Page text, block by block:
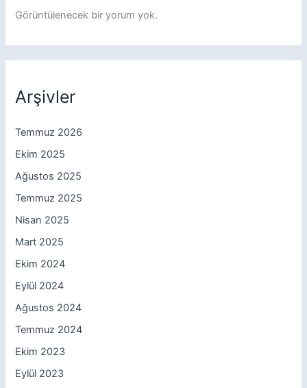
Görüntülenecek bir yorum yok.
Arşivler
Temmuz 2026
Ekim 2025
Ağustos 2025
Temmuz 2025
Nisan 2025
Mart 2025
Ekim 2024
Eylül 2024
Ağustos 2024
Temmuz 2024
Ekim 2023
Eylül 2023